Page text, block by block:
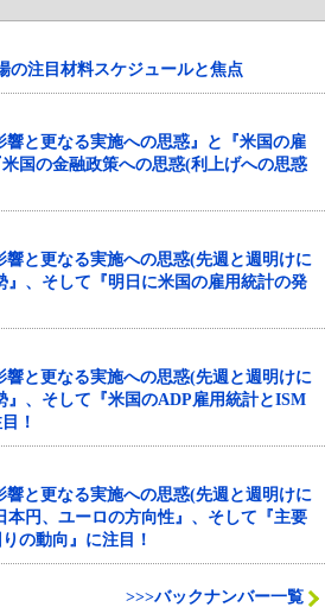
の注目材料スケジュールと焦点
響と更なる実施への思惑』と『米国の雇
国の金融政策への思惑(利上げへの思惑
と更なる実施への思惑(先週と週明けに
』、そして『明日に米国の雇用統計の発
と更なる実施への思惑(先週と週明けに
』、そして『米国のADP雇用統計とISM
！
と更なる実施への思惑(先週と週明けに
本円、ユーロの方向性』、そして『主要
の動向』に注目！
>>>バックナンバー一覧